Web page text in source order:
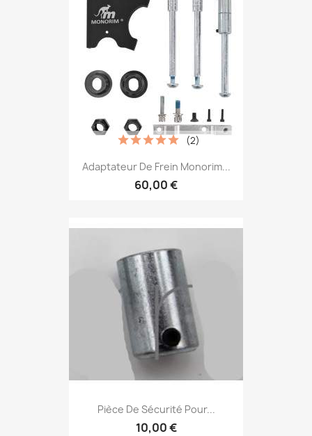
Adaptateur De Frein Monorim...
60,00 €
(2)
Pièce De Sécurité Pour...
10,00 €